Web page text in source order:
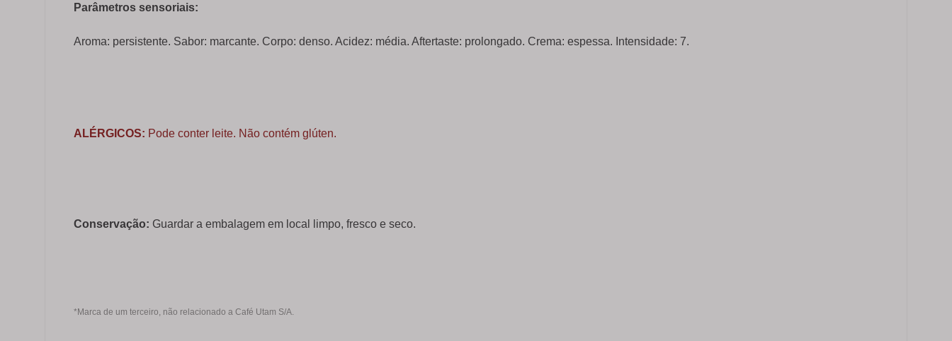
Parâmetros sensoriais:
Aroma: persistente. Sabor: marcante. Corpo: denso. Acidez: média. Aftertaste: prolongado. Crema: espessa. Intensidade: 7.
ALÉRGICOS: Pode conter leite. Não contém glúten.
Conservação: Guardar a embalagem em local limpo, fresco e seco.
*Marca de um terceiro, não relacionado a Café Utam S/A.